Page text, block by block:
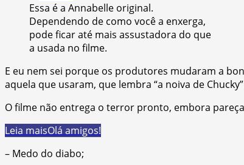
Essa é a Annabelle original.
Dependendo de como você a enxerga,
pode ficar até mais assustadora do que
a usada no filme.
E eu nem sei porque os produtores mudaram a
aquela que usaram, que lembra “a noiva de
O filme não entrega o terror pronto, embora
Leia maisOlá amigos!
– Medo do diabo;